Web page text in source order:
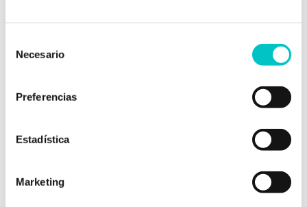
Necesario
Preferencias
Estadística
Marketing
Se nos sigue olvidando que mente y …saber